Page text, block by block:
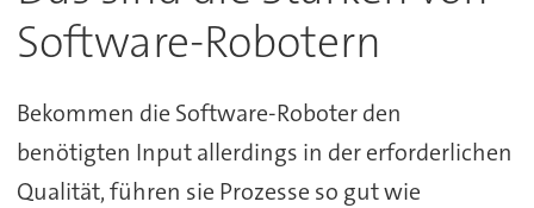
Software-Robotern
Bekommen die Software-Roboter den
benötigten Input allerdings in der erforderlichen
Qualität, führen sie Prozesse so gut wie